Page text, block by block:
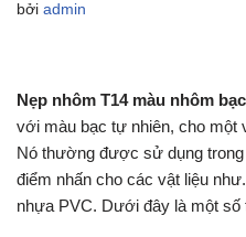
bởi admin
Nẹp nhôm T14 màu nhôm bạc
với màu bạc tự nhiên, cho một
Nó thường được sử dụng
điểm nhấn cho các vật liệu
nhựa PVC. Dưới đây là một số